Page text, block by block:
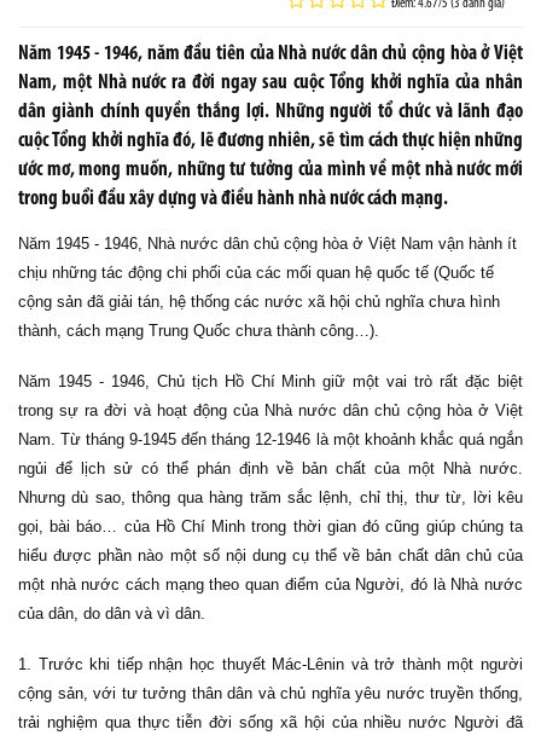
Điểm: 4.67/5 (3 đánh giá)
Năm 1945 - 1946, năm đầu tiên của Nhà nước dân chủ cộng hòa ở Việt
Nam, một Nhà nước ra đời ngay sau cuộc Tổng khởi nghĩa của nhân
dân giành chính quyền thắng lợi. Những người tổ chức và lãnh đạo
cuộc Tổng khởi nghĩa đó, lẽ đương nhiên, sẽ tìm cách thực hiện những
ước mơ, mong muốn, những tư tưởng của mình về một nhà nước mới
trong buổi đầu xây dựng và điều hành nhà nước cách mạng.
Năm 1945 - 1946, Nhà nước dân chủ cộng hòa ở Việt Nam vận hành ít
chịu những tác động chi phối của các mối quan hệ quốc tế (Quốc tế
cộng sản đã giải tán, hệ thống các nước xã hội chủ nghĩa chưa hình
thành, cách mạng Trung Quốc chưa thành công…).
Năm 1945 - 1946, Chủ tịch Hồ Chí Minh giữ một vai trò rất đặc biệt
trong sự ra đời và hoạt động của Nhà nước dân chủ cộng hòa ở Việt
Nam. Từ tháng 9-1945 đến tháng 12-1946 là một khoảnh khắc quá ngắn
ngủi để lịch sử có thể phán định về bản chất của một Nhà nước.
Nhưng dù sao, thông qua hàng trăm sắc lệnh, chỉ thị, thư từ, lời kêu
gọi, bài báo… của Hồ Chí Minh trong thời gian đó cũng giúp chúng ta
hiểu được phần nào một số nội dung cụ thể về bản chất dân chủ của
một nhà nước cách mạng theo quan điểm của Người, đó là Nhà nước
của dân, do dân và vì dân.
1. Trước khi tiếp nhận học thuyết Mác-Lênin và trở thành một người
cộng sản, với tư tưởng thân dân và chủ nghĩa yêu nước truyền thống,
trải nghiệm qua thực tiễn đời sống xã hội của nhiều nước Người đã